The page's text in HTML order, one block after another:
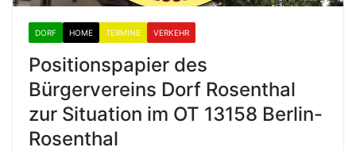
DORF HOME TERMINE VERKEHR
Positionspapier des
Bürgervereins Dorf Rosenthal
zur Situation im OT 13158 Berlin-
Rosenthal